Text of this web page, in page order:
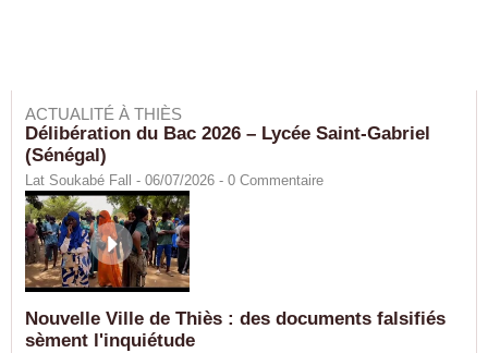
ACTUALITÉ À THIÈS
Délibération du Bac 2026 – Lycée Saint-Gabriel
(Sénégal)
Lat Soukabé Fall - 06/07/2026 - 0 Commentaire
Nouvelle Ville de Thiès : des documents falsifiés
sèment l'inquiétude